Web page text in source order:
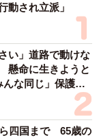
され立派」
い」道路で動けな
命に生きようと
な同じ」保護団
四国まで 65歳の